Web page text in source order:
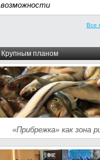
возможности
Все
Крупным планом
«Прибрежка» как зона